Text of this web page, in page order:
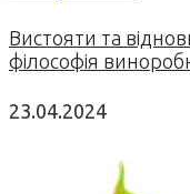
Вистояти та
філософія
23.04.2024